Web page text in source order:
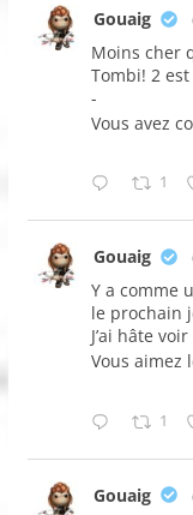
Gouaig
Moins cher
Tombi! 2
-
Vous avez
1
Gouaig
Y a comme
le prochain
J’ai hâte
Vous aimez
1
Gouaig